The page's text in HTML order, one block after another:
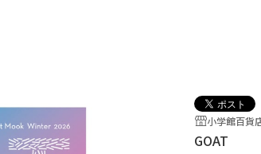
小学館百貨
GOAT